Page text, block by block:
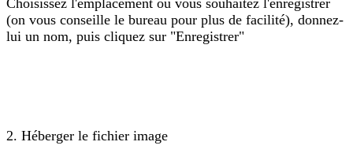
Choisissez l'emplacement où vous souhaitez l'enregistrer
(on vous conseille le bureau pour plus de facilité), donnez-
lui un nom, puis cliquez sur "Enregistrer"
2. Héberger le fichier image